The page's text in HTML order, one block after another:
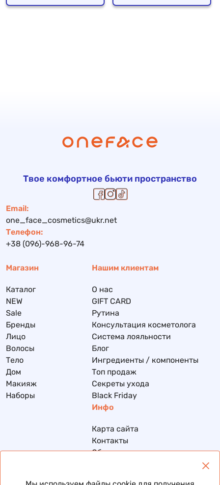
Твое комфортное бьюти пространство
Email:
one_face_cosmetics@ukr.net
Телефон:
+38 (096)-968-96-74
Магазин
Каталог
NEW
Sale
Бренды
Лицо
Волосы
Тело
Дом
Макияж
Наборы
Нашим клиентам
О нас
GIFT CARD
Рутина
Консультация косметолога
Система лояльности
Блог
Ингредиенты / компоненты
Топ продаж
Секреты ухода
Black Friday
Инфо
Карта сайта
Контакты
Обмен и возврат